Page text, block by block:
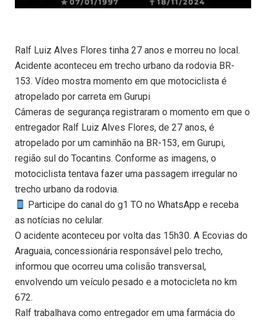
Ralf Luiz Alves Flores tinha 27 anos e morreu no local.
Acidente aconteceu em trecho urbano da rodovia BR-
153. Vídeo mostra momento em que motociclista é
atropelado por carreta em Gurupi
Câmeras de segurança registraram o momento em que o
entregador Ralf Luiz Alves Flores, de 27 anos, é
atropelado por um caminhão na BR-153, em Gurupi,
região sul do Tocantins. Conforme as imagens, o
motociclista tentava fazer uma passagem irregular no
trecho urbano da rodovia.
Participe do canal do g1 TO no WhatsApp e receba
as notícias no celular.
O acidente aconteceu por volta das 15h30. A Ecovias do
Araguaia, concessionária responsável pelo trecho,
informou que ocorreu uma colisão transversal,
envolvendo um veículo pesado e a motocicleta no km
672.
Ralf trabalhava como entregador em uma farmácia do